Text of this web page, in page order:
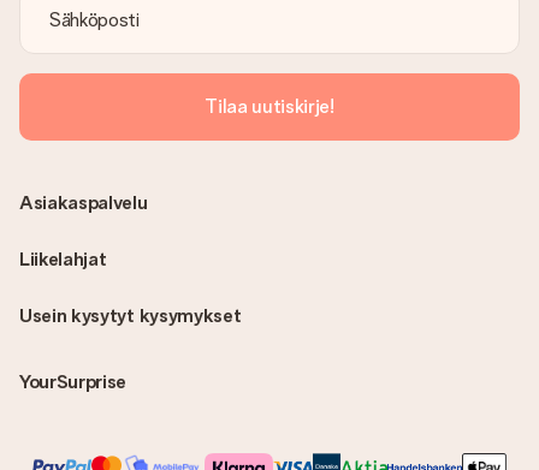
Tilaa uutiskirje!
Usein kysytyt kysymykset
YourSurprise
Asiakaspalvelu
Liikelahjat